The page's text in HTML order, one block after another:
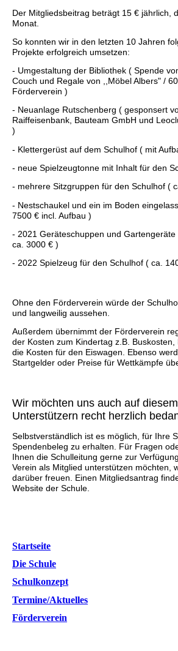
Der Mitgliedsbeitrag beträgt 15 € jährlich,
Monat.
So konnten wir in den letzten 10 Jahren
Projekte erfolgreich umsetzen:
- Umgestaltung der Bibliothek ( Spende
Couch und Regale von ,,Möbel Albers" /
Förderverein )
- Neuanlage Rutschenberg ( gesponsert
Raiffeisenbank, Bauteam GmbH und
)
- Klettergerüst auf dem Schulhof ( mit
- neue Spielzeugtonne mit Inhalt für den
- mehrere Sitzgruppen für den Schulhof (
- Nestschaukel und ein im Boden
7500 € incl. Aufbau )
- 2021 Geräteschuppen und
ca. 3000 € )
- 2022 Spielzeug für den Schulhof ( ca.
Ohne den Förderverein würde der
und langweilig aussehen.
Außerdem übernimmt der Förderverein
der Kosten zum Kindertag z.B.
die Kosten für den Eiswagen. Ebenso
Startgelder oder Preise für Wettkämpfe
Wir möchten uns auch auf
Unterstützern recht herzlich
Selbstverständlich ist es möglich, für Ihre
Spendenbeleg zu erhalten. Für Fragen
Ihnen die Schulleitung gerne zur
Verein als Mitglied unterstützen möchten,
darüber freuen. Einen Mitgliedsantrag
Website der Schule.
Startseite
Die Schule
Schulkonzept
Termine/Aktuelles
Förderverein